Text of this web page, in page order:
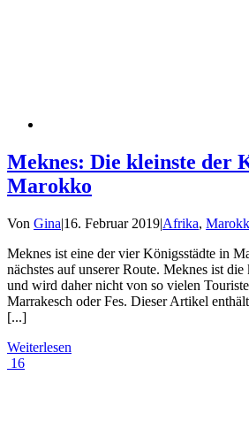
Meknes: Die kleinste der
Marokko
Von Gina|16. Februar 2019|Afrika,
Meknes ist eine der vier Königsstädte in
nächstes auf unserer Route. Meknes ist
und wird daher nicht von so vielen
Marrakesch oder Fes. Dieser Artikel
[...]
Weiterlesen
16